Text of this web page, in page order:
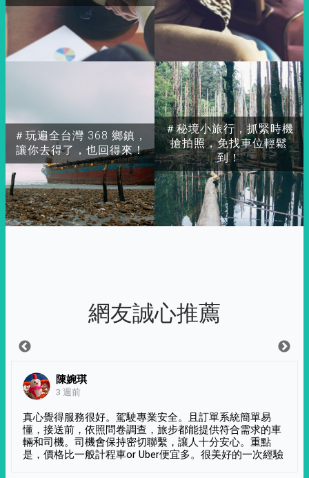
＃玩遍全台灣 368 鄉鎮，
讓你去得了，也回得來！
＃秘境小旅行，抓緊時機
搶拍照，免找車位輕鬆
到！
網友誠心推薦
陳婉琪
3 週前
真心覺得服務很好。駕駛專業安全。且訂單系統簡單易
懂，接送前，依照問卷調查，旅步都能提供符合需求的車
輛和司機。司機會保持密切聯繫，讓人十分安心。重點
是，價格比一般計程車or Uber便宜多。很美好的一次經驗